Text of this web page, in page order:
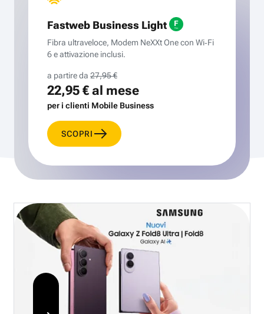
Fastweb Business Light
Fibra ultraveloce, Modem NeXXt One con Wi‑Fi
6 e attivazione inclusi.
a partire da 27,95 €
22,95 €al mese
per i clienti Mobile Business
SCOPRI